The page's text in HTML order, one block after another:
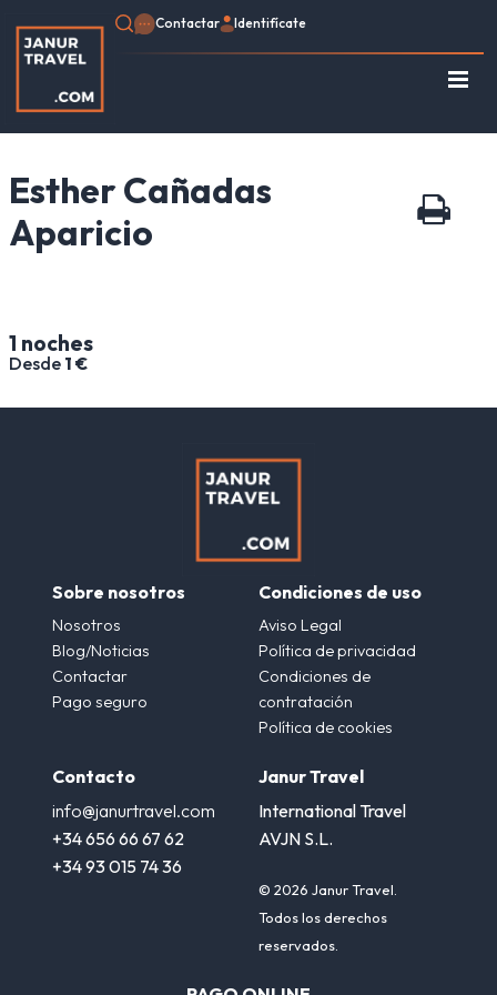
Contactar Identifícate
Egipto
Esther Cañadas
Aparicio
1 noches
Desde 1 €
Sobre nosotros
Nosotros
Blog/Noticias
Contactar
Pago seguro
Condiciones de uso
Aviso Legal
Política de privacidad
Condiciones de
contratación
Política de cookies
Contacto
info@janurtravel.com
+34 656 66 67 62
+34 93 015 74 36
Janur Travel
International Travel
AVJN S.L.
© 2026 Janur Travel.
Todos los derechos
reservados.